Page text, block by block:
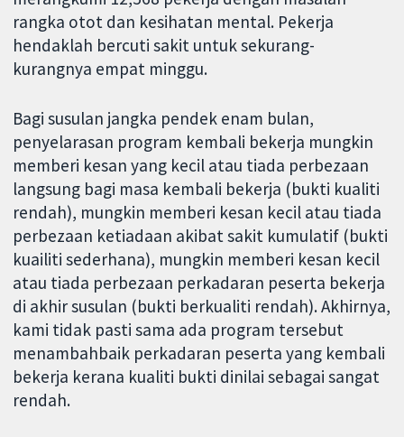
rangka otot dan kesihatan mental. Pekerja
hendaklah bercuti sakit untuk sekurang-
kurangnya empat minggu.
Bagi susulan jangka pendek enam bulan,
penyelarasan program kembali bekerja mungkin
memberi kesan yang kecil atau tiada perbezaan
langsung bagi masa kembali bekerja (bukti kualiti
rendah), mungkin memberi kesan kecil atau tiada
perbezaan ketiadaan akibat sakit kumulatif (bukti
kuailiti sederhana), mungkin memberi kesan kecil
atau tiada perbezaan perkadaran peserta bekerja
di akhir susulan (bukti berkualiti rendah). Akhirnya,
kami tidak pasti sama ada program tersebut
menambahbaik perkadaran peserta yang kembali
bekerja kerana kualiti bukti dinilai sebagai sangat
rendah.